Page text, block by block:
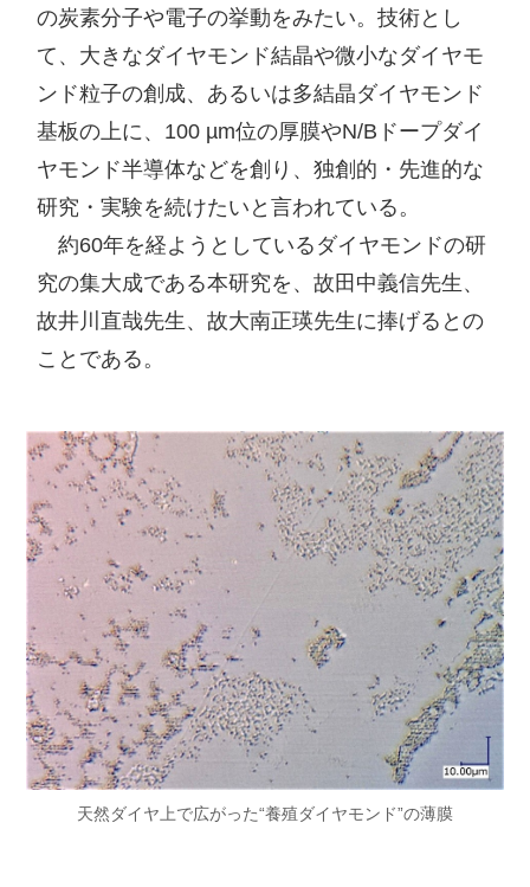
の炭素分子や電子の挙動をみたい。技術とし
て、大きなダイヤモンド結晶や微小なダイヤモ
ンド粒子の創成、あるいは多結晶ダイヤモンド
基板の上に、100 µm位の厚膜やN/Bドープダイ
ヤモンド半導体などを創り、独創的・先進的な
研究・実験を続けたいと言われている。
約60年を経ようとしているダイヤモンドの研
究の集大成である本研究を、故田中義信先生、
故井川直哉先生、故大南正瑛先生に捧げるとの
ことである。
天然ダイヤ上で広がった“養殖ダイヤモンド”の薄膜